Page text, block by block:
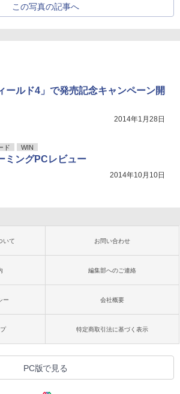
この写真の記事へ
ールド4」で発売記念キャンペーン開
2014年1月28日
ド WIN
ミングPCレビュー
2014年10月10日
いて お問い合わせ
編集部へのご連絡
ー 会社概要
特定商取引法に基づく表示
PC版で見る